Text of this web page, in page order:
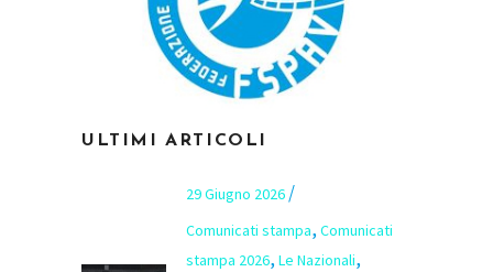
ULTIMI ARTICOLI
29 Giugno 2026
Comunicati stampa, Comunicati
stampa 2026, Le Nazionali,